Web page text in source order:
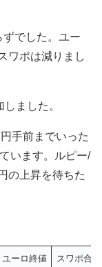
でした。ユー
ワポは減りまし
ました。
手前までいった
います。ルピー/
の上昇を待ちた
ユーロ終値 スワポ合計